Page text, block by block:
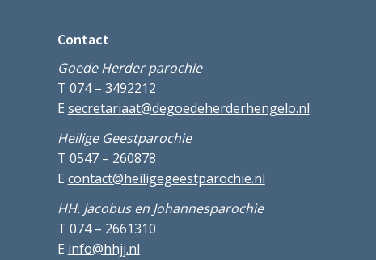
Contact
Goede Herder parochie
T 074 – 3492212
E secretariaat@degoedeherderhengelo.nl
Heilige Geestparochie
T 0547 – 260878
E contact@heiligegeestparochie.nl
HH. Jacobus en Johannesparochie
T 074 – 2661310
E info@hhjj.nl